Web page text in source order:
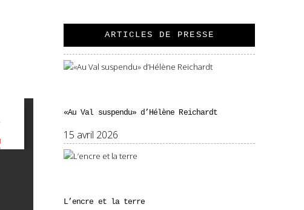
ARTICLES DE PRESSE
«Au Val suspendu» d’Hélène Reichardt
15 avril 2026
L’encre et la terre